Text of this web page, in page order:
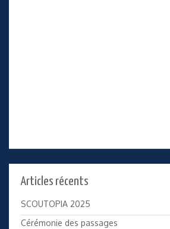
Articles récents
SCOUTOPIA 2025
Cérémonie des passages